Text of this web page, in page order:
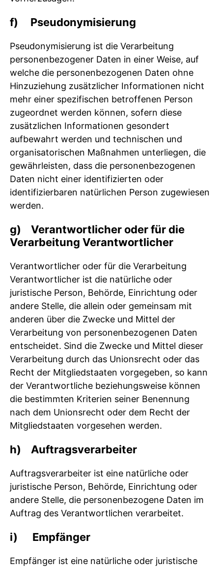
f) Pseudonymisierung
Pseudonymisierung ist die Verarbeitung
personenbezogener Daten in einer Weise, auf
welche die personenbezogenen Daten ohne
Hinzuziehung zusätzlicher Informationen nicht
mehr einer spezifischen betroffenen Person
zugeordnet werden können, sofern diese
zusätzlichen Informationen gesondert
aufbewahrt werden und technischen und
organisatorischen Maßnahmen unterliegen, die
gewährleisten, dass die personenbezogenen
Daten nicht einer identifizierten oder
identifizierbaren natürlichen Person zugewiesen
werden.
g) Verantwortlicher oder für die
Verarbeitung Verantwortlicher
Verantwortlicher oder für die Verarbeitung
Verantwortlicher ist die natürliche oder
juristische Person, Behörde, Einrichtung oder
andere Stelle, die allein oder gemeinsam mit
anderen über die Zwecke und Mittel der
Verarbeitung von personenbezogenen Daten
entscheidet. Sind die Zwecke und Mittel dieser
Verarbeitung durch das Unionsrecht oder das
Recht der Mitgliedstaaten vorgegeben, so kann
der Verantwortliche beziehungsweise können
die bestimmten Kriterien seiner Benennung
nach dem Unionsrecht oder dem Recht der
Mitgliedstaaten vorgesehen werden.
h) Auftragsverarbeiter
Auftragsverarbeiter ist eine natürliche oder
juristische Person, Behörde, Einrichtung oder
andere Stelle, die personenbezogene Daten im
Auftrag des Verantwortlichen verarbeitet.
i) Empfänger
Empfänger ist eine natürliche oder juristische